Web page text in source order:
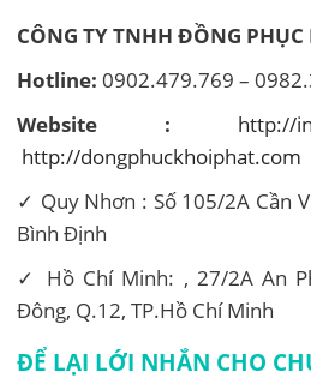
CÔNG TY TNHH ĐỒNG
Hotline: 0902.479.769 –
Website :
http://
http://dongphuckhoiphat.com
✓ Quy Nhơn : Số 105/2A Cần
Bình Định
✓ Hồ Chí Minh: , 27/2A An
Đông, Q.12, TP.Hồ Chí Minh
ĐỂ LẠI LỚI NHẮN CHO